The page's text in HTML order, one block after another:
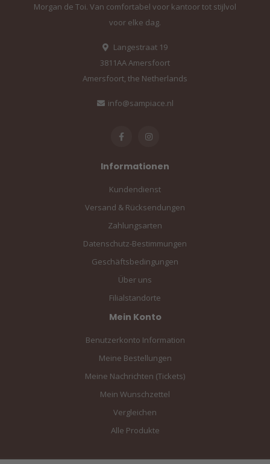
Morgan de Toi. Van comfortabel voor kantoor tot stijlvol
voor elke dag.
Langestraat 19
3811AA Amersfoort
Amersfoort, the Netherlands
info@sampiace.nl
Informationen
Kundendienst
Versand & Rücksendungen
Zahlungsarten
Datenschutz-Bestimmungen
Geschäftsbedingungen
Über uns
Filialstandorte
Mein Konto
Benutzerkonto Information
Meine Bestellungen
Meine Nachrichten (Tickets)
Mein Wunschzettel
Vergleichen
Alle Produkte